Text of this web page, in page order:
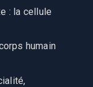
: la cellule
humain